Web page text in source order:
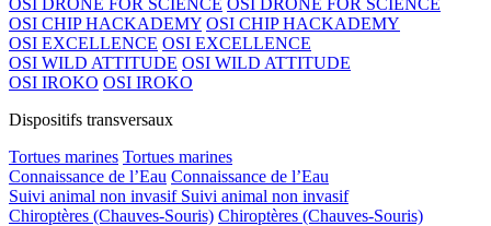
OSI DRONE FOR SCIENCE OSI DRONE FOR SCIENCE
OSI CHIP HACKADEMY OSI CHIP HACKADEMY
OSI EXCELLENCE OSI EXCELLENCE
OSI WILD ATTITUDE OSI WILD ATTITUDE
OSI IROKO OSI IROKO
Dispositifs transversaux
Tortues marines Tortues marines
Connaissance de l’Eau Connaissance de l’Eau
Suivi animal non invasif Suivi animal non invasif
Chiroptères (Chauves-Souris) Chiroptères (Chauves-Souris)